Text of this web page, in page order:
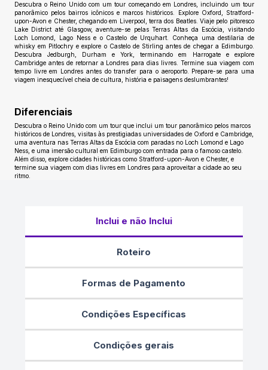
Descubra o Reino Unido com um tour começando em Londres, incluindo um tour
panorâmico pelos bairros icônicos e marcos históricos. Explore Oxford, Stratford-
upon-Avon e Chester, chegando em Liverpool, terra dos Beatles. Viaje pelo pitoresco
Lake District até Glasgow, aventure-se pelas Terras Altas da Escócia, visitando
Loch Lomond, Lago Ness e o Castelo de Urquhart. Conheça uma destilaria de
whisky em Pitlochry e explore o Castelo de Stirling antes de chegar a Edimburgo.
Descubra Jedburgh, Durham e York, terminando em Harrogate e explore
Cambridge antes de retornar a Londres para dias livres. Termine sua viagem com
tempo livre em Londres antes do transfer para o aeroporto. Prepare-se para uma
viagem inesquecível cheia de cultura, história e paisagens deslumbrantes!
Diferenciais
Descubra o Reino Unido com um tour que inclui um tour panorâmico pelos marcos
históricos de Londres, visitas às prestigiadas universidades de Oxford e Cambridge,
uma aventura nas Terras Altas da Escócia com paradas no Loch Lomond e Lago
Ness, e uma imersão cultural em Edimburgo com entrada para o famoso castelo.
Além disso, explore cidades históricas como Stratford-upon-Avon e Chester, e
termine sua viagem com dias livres em Londres para aproveitar a cidade ao seu
ritmo.
Inclui e não Inclui
Roteiro
Formas de Pagamento
Condições Específicas
Condições gerais